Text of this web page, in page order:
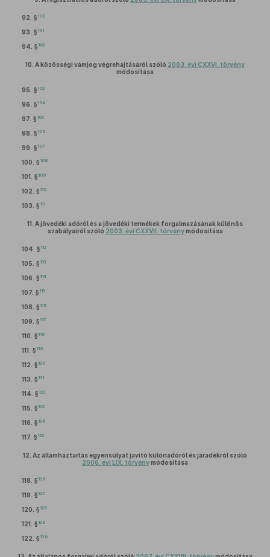
92. § 100
93. § 101
94. § 102
10. A közösségi vámjog végrehajtásáról szóló 2003. évi CXXVI. törvény
módosítása
95. § 103
96. § 104
97. § 105
98. § 106
99. § 107
100. § 108
101. § 109
102. § 110
103. § 111
11. A jövedéki adóról és a jövedéki termékek forgalmazásának különös
szabályairól szóló 2003. évi CXXVII. törvénymódosítása
104. § 112
105. § 113
106. § 114
107. § 115
108. § 116
109. § 117
110. § 118
111. § 119
112. § 120
113. § 121
114. § 122
115. § 123
116. § 124
117. § 125
12. Az államháztartás egyensúlyát javító különadóról és járadékról szóló
2006. évi LIX. törvénymódosítása
118. § 126
119. § 127
120. § 128
121. § 129
122. § 130